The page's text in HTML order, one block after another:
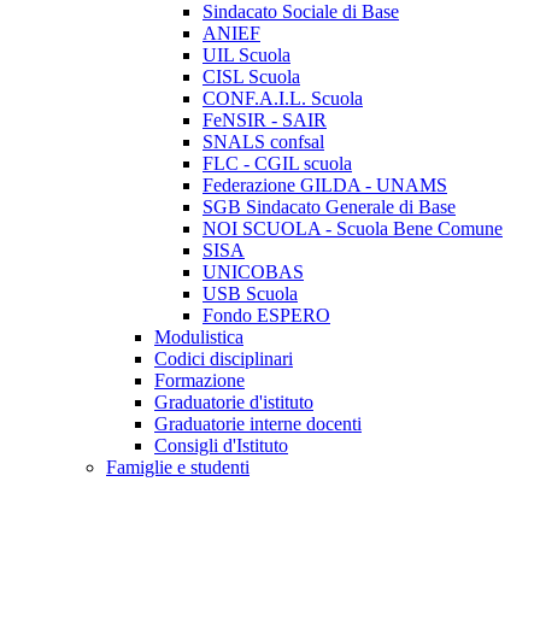
Sindacato Sociale di Base
ANIEF
UIL Scuola
CISL Scuola
CONF.A.I.L. Scuola
FeNSIR - SAIR
SNALS confsal
FLC - CGIL scuola
Federazione GILDA - UNAMS
SGB Sindacato Generale di Base
NOI SCUOLA - Scuola Bene Comune
SISA
UNICOBAS
USB Scuola
Fondo ESPERO
Modulistica
Codici disciplinari
Formazione
Graduatorie d'istituto
Graduatorie interne docenti
Consigli d'Istituto
Famiglie e studenti